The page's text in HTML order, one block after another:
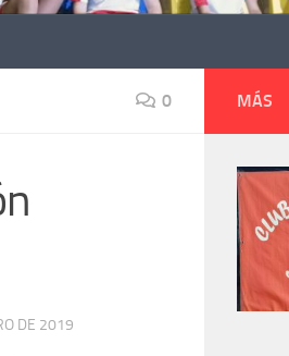
0
DE 2019
MÁS